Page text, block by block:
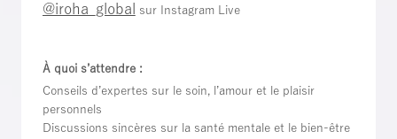
@iroha_global sur Instagram Live
À quoi s’attendre :
Conseils d’expertes sur le soin, l’amour et le plaisir
personnels
Discussions sincères sur la santé mentale et le bien-être